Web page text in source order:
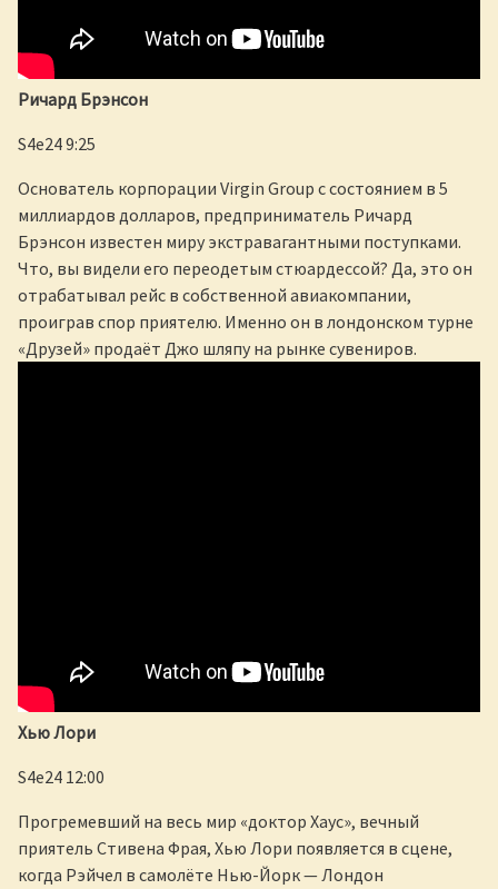
Ричард Брэнсон
S4e24 9:25
Основатель корпорации Virgin Group с состоянием в 5
миллиардов долларов, предприниматель Ричард
Брэнсон известен миру экстравагантными поступками.
Что, вы видели его переодетым стюардессой? Да, это он
отрабатывал рейс в собственной авиакомпании,
проиграв спор приятелю. Именно он в лондонском турне
«Друзей» продаёт Джо шляпу на рынке сувениров.
Хью Лори
S4e24 12:00
Прогремевший на весь мир «доктор Хаус», вечный
приятель Стивена Фрая, Хью Лори появляется в сцене,
когда Рэйчел в самолёте Нью-Йорк — Лондон